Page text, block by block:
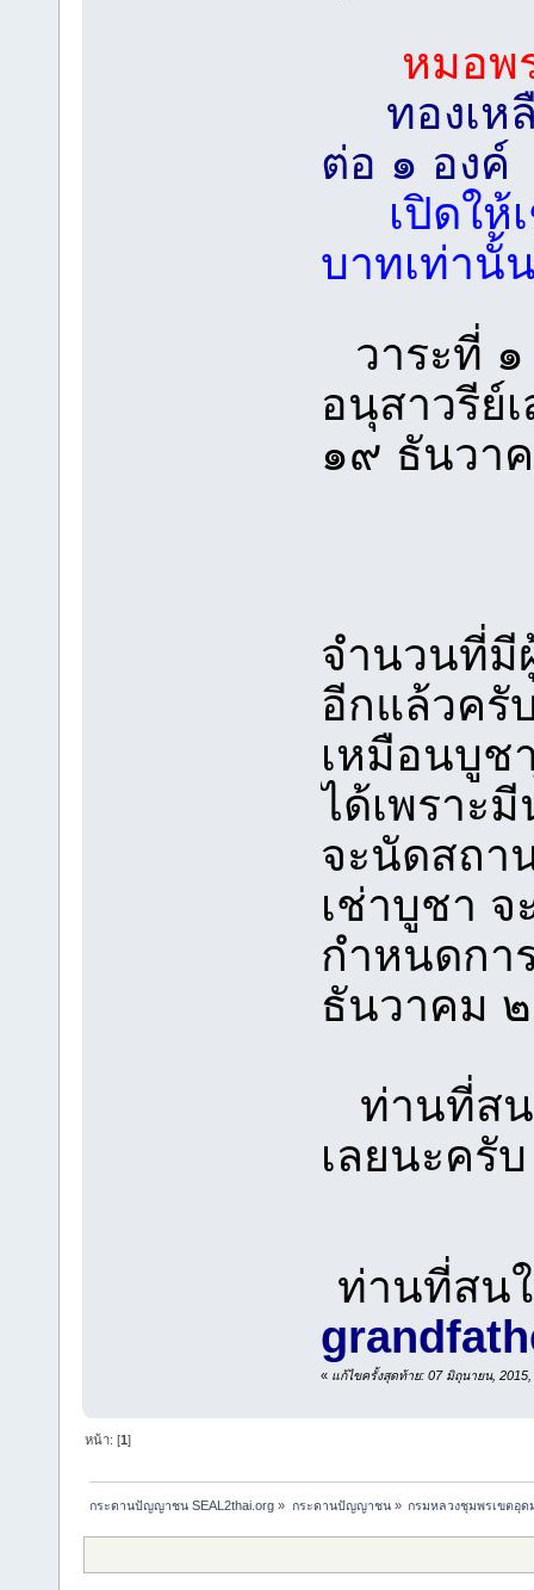
หมอพ
ทองเหลื
ต่อ ๑ องค์
เปิดใ
บาทเท่านั้
วาระที่
อนุสาวรีย์
๑๙ ธันวา
จำนวนที่มี
อีกแล้วครั
เหมือนบูช
ได้เพราะ
จะนัดสถา
เช่าบูชา
กำหนดกา
ธันวาคม
ท่านที่สน
เลยนะครับ
ท่านที่สน
« แก้ไขครั้งสุดท้าย: 07 มิถุนายน,
หน้า: [1]
กระดานปัญญาชน SEAL2thai.org » กระดานปัญญาชน» กรมหลวงชุมพรเขตอุด